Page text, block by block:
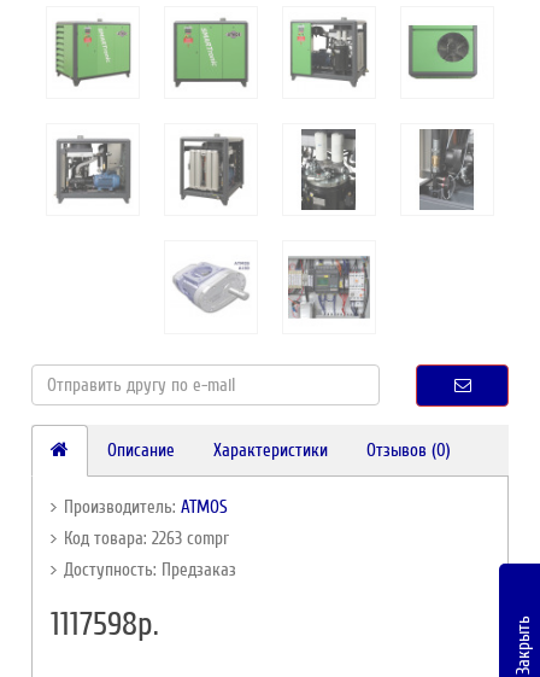
Описание Характеристики Отзывов (0)
Производитель:ATMOS
Код товара: 2263 compr
Доступность: Предзаказ
1117598р. Закрыть